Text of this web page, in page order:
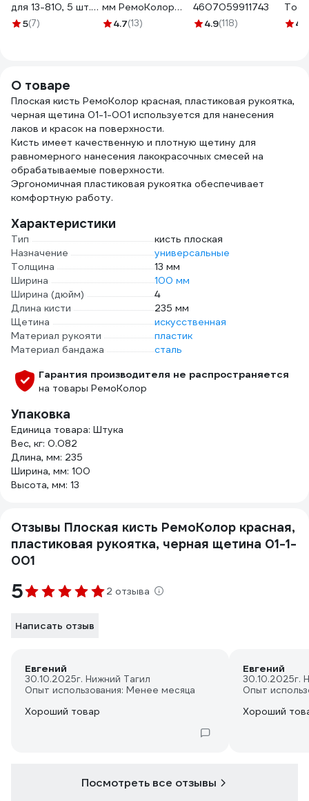
для 13-810, 5 шт.
13-820
5(7)
мм РемоКолор
08-1-001
4.7(13)
4607059911743
4.9(118) 4.9
О товаре
Плоская кисть РемоКолор красная, пластиковая рукоятка,
черная щетина 01-1-001 используется для нанесения
лаков и красок на поверхности.
Кисть имеет качественную и плотную щетину для
равномерного нанесения лакокрасочных смесей на
обрабатываемые поверхности.
Эргономичная пластиковая рукоятка обеспечивает
комфортную работу.
Характеристики
Тип
кисть плоская
Назначение
универсальные
Толщина
13 мм
Ширина
100 мм
Ширина (дюйм)
4
Длина кисти
235 мм
Щетина
искусственная
Материал рукояти
пластик
Материал бандажа
сталь
Гарантия производителя не распространяется
на товары РемоКолор
Упаковка
Единица товара: Штука
Вес, кг: 0.082
Длина, мм: 235
Ширина, мм: 100
Высота, мм: 13
Отзывы Плоская кисть РемоКолор красная,
пластиковая рукоятка, черная щетина 01-1-
001
5 2 отзыва
Написать отзыв
Евгений
30.10.2025г. Нижний Тагил
Опыт использования: Менее месяца
Хороший товар
Евгений
30.10.2025г.
Опыт
Хороший
Посмотреть все отзывы